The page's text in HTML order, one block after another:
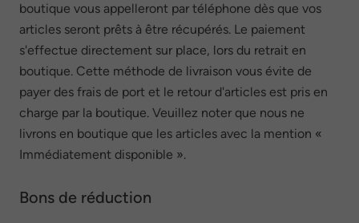
boutique vous appelleront par téléphone dès que vos
articles seront prêts à être récupérés. Le paiement
s'effectue directement sur place, lors du retrait en
boutique. Cette méthode de livraison vous évite de
payer des frais de port et le retour d'articles est pris en
charge par la boutique. Veuillez noter que nous ne
livrons en boutique que les articles avec la mention «
Immédiatement disponible ».
Bons de réduction